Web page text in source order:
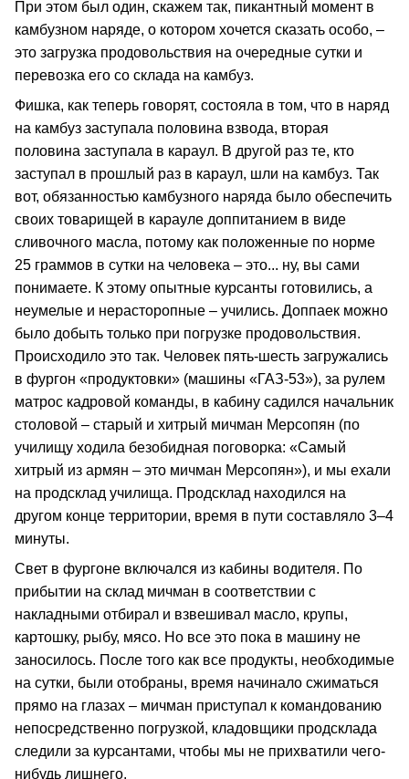
При этом был один, скажем так, пикантный момент в
камбузном наряде, о котором хочется сказать особо, –
это загрузка продовольствия на очередные сутки и
перевозка его со склада на камбуз.
Фишка, как теперь говорят, состояла в том, что в наряд
на камбуз заступала половина взвода, вторая
половина заступала в караул. В другой раз те, кто
заступал в прошлый раз в караул, шли на камбуз. Так
вот, обязанностью камбузного наряда было обеспечить
своих товарищей в карауле доппитанием в виде
сливочного масла, потому как положенные по норме
25 граммов в сутки на человека – это... ну, вы сами
понимаете. К этому опытные курсанты готовились, а
неумелые и нерасторопные – учились. Доппаек можно
было добыть только при погрузке продовольствия.
Происходило это так. Человек пять-шесть загружались
в фургон «продуктовки» (машины «ГАЗ-53»), за рулем
матрос кадровой команды, в кабину садился начальник
столовой – старый и хитрый мичман Мерсопян (по
училищу ходила безобидная поговорка: «Самый
хитрый из армян – это мичман Мерсопян»), и мы ехали
на продсклад училища. Продсклад находился на
другом конце территории, время в пути составляло 3–4
минуты.
Свет в фургоне включался из кабины водителя. По
прибытии на склад мичман в соответствии с
накладными отбирал и взвешивал масло, крупы,
картошку, рыбу, мясо. Но все это пока в машину не
заносилось. После того как все продукты, необходимые
на сутки, были отобраны, время начинало сжиматься
прямо на глазах – мичман приступал к командованию
непосредственно погрузкой, кладовщики продсклада
следили за курсантами, чтобы мы не прихватили чего-
нибудь лишнего.